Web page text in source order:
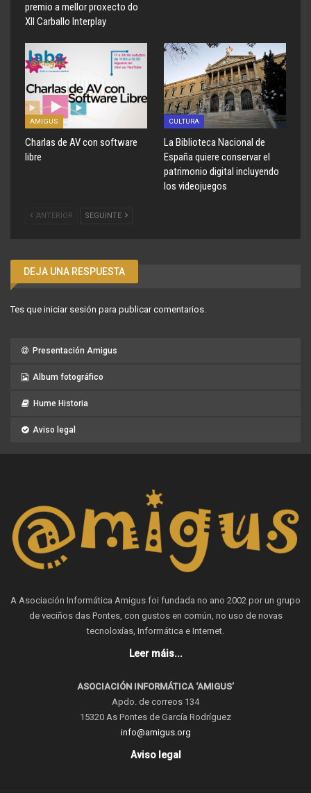
premio a mellor proxecto do
XII Carballo Interplay
AMIGUS
Charlas de AV con software
libre
CULTURA
La Biblioteca Nacional de
España quiere conservar el
patrimonio digital incluyendo
los videojuegos
ANTERIOR SEGUINTE
DEJA UNA RESPUESTA
Tes que iniciar sesión para publicar comentarios.
Presentación Amigus
Album fotográfico
Hume Historia
Aviso legal
A Asociación Informática Amigus foi fundada no ano 2002 por un grupo
de veciños das Pontes, con gustos en común, no uso de novas
tecnoloxías, Informática e Internet.
Leer máis...
ASOCIACIÓN INFORMÁTICA ‘AMIGUS’
Apdo. de correos 134
15320 As Pontes de García Rodríguez
info@amigus.org
Aviso legal